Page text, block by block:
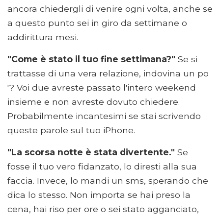
ancora chiedergli di venire ogni volta, anche se
a questo punto sei in giro da settimane o
addirittura mesi.
"Come è stato il tuo fine settimana?" Se si
trattasse di una vera relazione, indovina un po
'? Voi due avreste passato l'intero weekend
insieme e non avreste dovuto chiedere.
Probabilmente incantesimi se stai scrivendo
queste parole sul tuo iPhone.
"La scorsa notte è stata divertente." Se
fosse il tuo vero fidanzato, lo diresti alla sua
faccia. Invece, lo mandi un sms, sperando che
dica lo stesso. Non importa se hai preso la
cena, hai riso per ore o sei stato agganciato,